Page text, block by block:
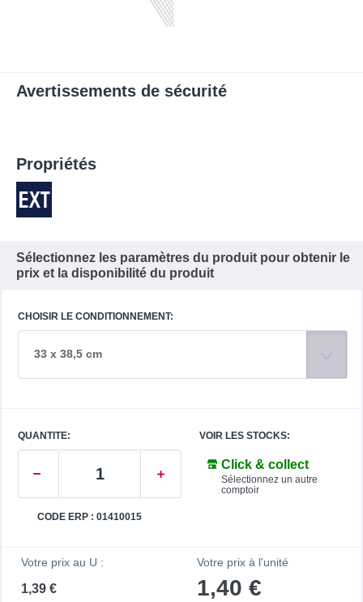
Avertissements de sécurité
Propriétés
Sélectionnez les paramètres du produit pour obtenir le
prix et la disponibilité du produit
CHOISIR LE CONDITIONNEMENT:
33 x 38,5 cm
QUANTITE:
CODE ERP : 01410015
VOIR LES STOCKS:
Click & collect
Sélectionnez un autre
comptoir
Votre prix au U :
1,39 €
Votre prix à l'unité
1,40 €